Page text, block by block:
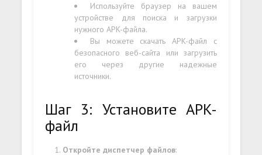
Используйте браузер на вашем
устройстве для поиска и загрузки
нужного APK-файла.
Вы можете скачать APK-файл с
безопасного веб-сайта или загрузить
его через другие надежные
источники.
Шаг 3: Установите APK-
файл
Откройте диспетчер файлов: